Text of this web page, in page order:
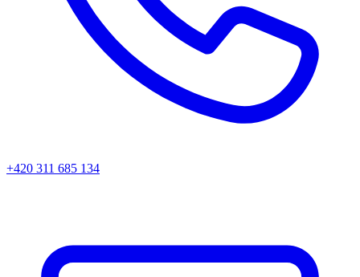
+420 311 685 134